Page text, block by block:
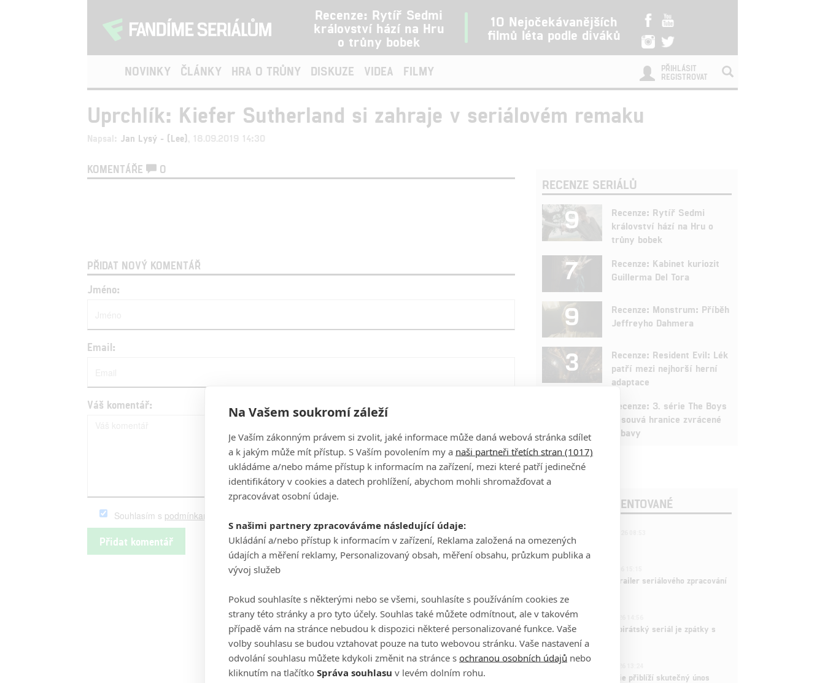
Recenze: Rytíř Sedmi
království hází na Hru
o trůny bobek
10 Nejočekávanějších
filmů léta podle diváků
NOVINKY ČLÁNKY HRA O TRŮNY DISKUZE VIDEA FILMY
PŘIHLÁSIT
REGISTROVAT
Uprchlík: Kiefer Sutherland si zahraje v seriálovém remaku
Napsal: Jan Lysý - (Lee) , 18.09.2019 14:30
KOMENTÁŘE 0
PŘIDAT NOVÝ KOMENTÁŘ
Jméno:
Email:
Váš komentář:
Souhlasím s podmínkami
RECENZE SERIÁLŮ
9
Recenze: Rytíř Sedmi
království hází na Hru o
trůny bobek
7
Recenze: Kabinet kuriozit
Guillerma Del Tora
9
Recenze: Monstrum: Příběh
Jeffreyho Dahmera
3
Recenze: Resident Evil: Lék
patří mezi nejhorší herní
adaptace
Recenze: 3. série The Boys
posouvá hranice zvrácené
zábavy
POSLEDNÍ KOMENTOVANÉ
拆彈專家
Harry Potter: První trailer seriálového zpracování
3ČLÁNEK | 15.03.2026 14:56
One Piece: Oblíbený pirátský seriál je zpátky s
novými epizodami
2
Nová dramatická série přiblíží skutečný únos
Na Vašem soukromí záleží
Je Vaším zákonným právem si zvolit, jaké informace může daná webová stránka sdílet
a k jakým může mít přístup. S Vaším povolením my a naši partneři třetích stran (1017)
ukládáme a/nebo máme přístup k informacím na zařízení, mezi které patří jedinečné
identifikátory v cookies a datech prohlížení, abychom mohli shromažďovat a
zpracovávat osobní údaje.
S našimi partnery zpracováváme následující údaje:
Ukládání a/nebo přístup k informacím v zařízení, Reklama založená na omezených
údajích a měření reklamy, Personalizovaný obsah, měření obsahu, průzkum publika a
vývoj služeb
Pokud souhlasíte s některými nebo se všemi, souhlasíte s používáním cookies ze
strany této stránky a pro tyto účely. Souhlas také můžete odmítnout, ale v takovém
případě vám na stránce nebudou k dispozici některé personalizované funkce. Vaše
volby souhlasu se budou vztahovat pouze na tuto webovou stránku. Vaše nastavení a
odvolání souhlasu můžete kdykoli změnit na stránce s ochranou osobních údajů nebo
kliknutím na tlačítko Správa souhlasu v levém dolním rohu.